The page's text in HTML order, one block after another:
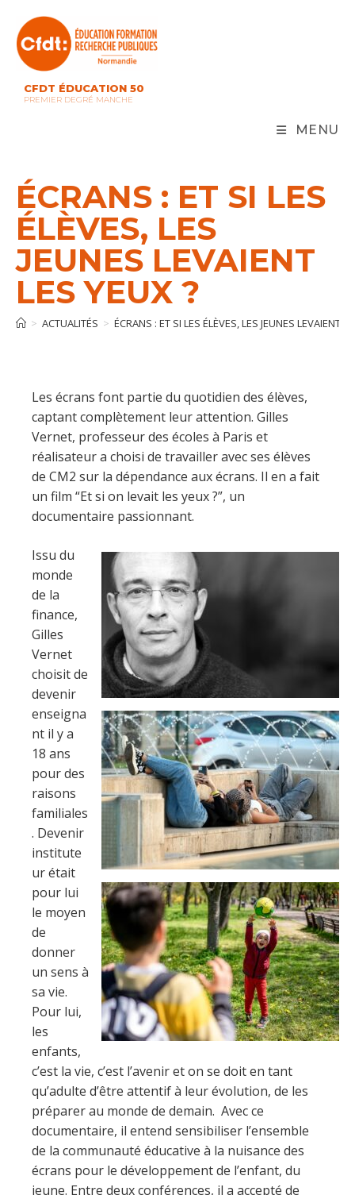
content
CFDT ÉDUCATION 50
PREMIER DEGRÉ MANCHE
MENU
ÉCRANS : ET SI LES
ÉLÈVES, LES
JEUNES LEVAIENT
LES YEUX ?
> ACTUALITÉS > ÉCRANS : ET SI LES ÉLÈVES, LES JEUNES LEVAIENT
Les écrans font partie du quotidien des élèves,
captant complètement leur attention. Gilles
Vernet, professeur des écoles à Paris et
réalisateur a choisi de travailler avec ses élèves
de CM2 sur la dépendance aux écrans. Il en a fait
un film “Et si on levait les yeux ?”, un
documentaire passionnant.
Issu du
monde
de la
finance,
Gilles
Vernet
choisit de
devenir
enseigna
nt il y a
18 ans
pour des
raisons
familiales
. Devenir
institute
ur était
pour lui
le moyen
de
donner
un sens à
sa vie.
Pour lui,
les
enfants,
c’est la vie, c’est l’avenir et on se doit en tant
qu’adulte d’être attentif à leur évolution, de les
préparer au monde de demain. Avec ce
documentaire, il entend sensibiliser l’ensemble
de la communauté éducative à la nuisance des
écrans pour le développement de l’enfant, du
jeune. Entre deux conférences, il a accepté de